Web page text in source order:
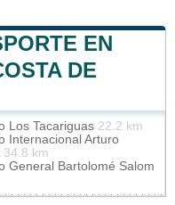
EN
DE
Los Tacariguas 22.2 km
Internacional Arturo
34.8 km
General Bartolomé Salom